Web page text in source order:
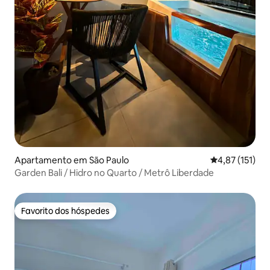
Apartamento em São Paulo Classificação
4,87 (151)
Garden Bali / Hidro no Quarto / Metrô Liberdade
Favorito dos hóspedes
Favorito dos hóspedes